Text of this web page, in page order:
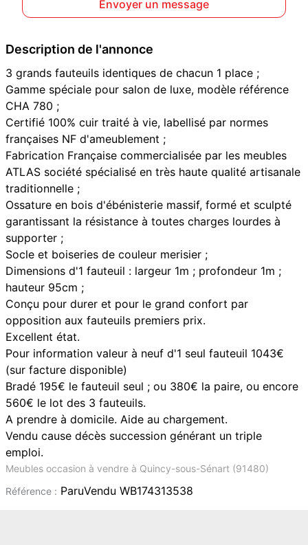
Envoyer un message
Description de l'annonce
3 grands fauteuils identiques de chacun 1 place ;
Gamme spéciale pour salon de luxe, modèle référence
CHA 780 ;
Certifié 100% cuir traité à vie, labellisé par normes
françaises NF d'ameublement ;
Fabrication Française commercialisée par les meubles
ATLAS société spécialisé en très haute qualité artisanale
traditionnelle ;
Ossature en bois d'ébénisterie massif, formé et sculpté
garantissant la résistance à toutes charges lourdes à
supporter ;
Socle et boiseries de couleur merisier ;
Dimensions d'1 fauteuil : largeur 1m ; profondeur 1m ;
hauteur 95cm ;
Conçu pour durer et pour le grand confort par
opposition aux fauteuils premiers prix.
Excellent état.
Pour information valeur à neuf d'1 seul fauteuil 1043€
(sur facture disponible)
Bradé 195€ le fauteuil seul ; ou 380€ la paire, ou encore
560€ le lot des 3 fauteuils.
A prendre à domicile. Aide au chargement.
Vendu cause décès succession générant un triple
emploi.
Meubles occasion à vendre à Quincy-sous-Sénart (91480)
Référence : ParuVendu WB174313538